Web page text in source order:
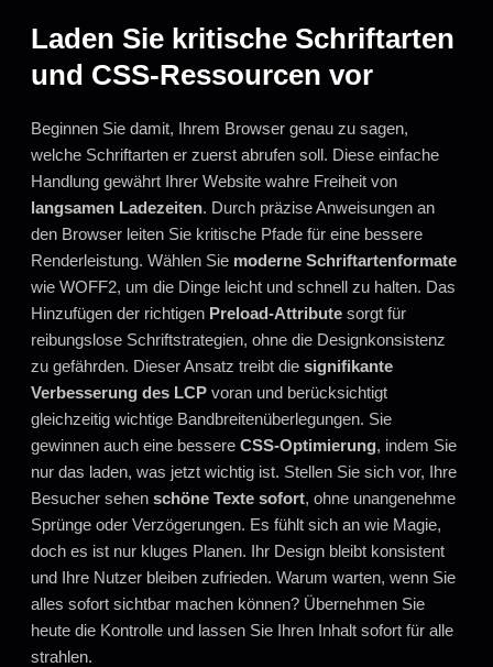
Laden Sie kritische Schriftarten
und CSS-Ressourcen vor
Beginnen Sie damit, Ihrem Browser genau zu sagen,
welche Schriftarten er zuerst abrufen soll. Diese einfache
Handlung gewährt Ihrer Website wahre Freiheit von
langsamen Ladezeiten. Durch präzise Anweisungen an
den Browser leiten Sie kritische Pfade für eine bessere
Renderleistung. Wählen Sie moderne Schriftartenformate
wie WOFF2, um die Dinge leicht und schnell zu halten. Das
Hinzufügen der richtigen Preload-Attribute sorgt für
reibungslose Schriftstrategien, ohne die Designkonsistenz
zu gefährden. Dieser Ansatz treibt die signifikante
Verbesserung des LCP voran und berücksichtigt
gleichzeitig wichtige Bandbreitenüberlegungen. Sie
gewinnen auch eine bessere CSS-Optimierung, indem Sie
nur das laden, was jetzt wichtig ist. Stellen Sie sich vor, Ihre
Besucher sehen schöne Texte sofort, ohne unangenehme
Sprünge oder Verzögerungen. Es fühlt sich an wie Magie,
doch es ist nur kluges Planen. Ihr Design bleibt konsistent
und Ihre Nutzer bleiben zufrieden. Warum warten, wenn Sie
alles sofort sichtbar machen können? Übernehmen Sie
heute die Kontrolle und lassen Sie Ihren Inhalt sofort für alle
strahlen.